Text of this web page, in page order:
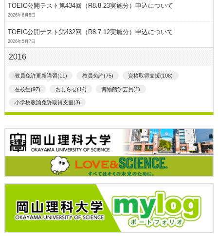
TOEIC公開テスト第434回（R8.8.23実施分）申込について
2026年6月8日
TOEIC公開テスト第432回（R8.7.12実施分）申込について
2026年5月7日
2016
教員免許更新講習(11) 教員免許(75) 資格取得支援(108)
在校生(97) おしらせ(14) 博物館学芸員(1)
小学校教諭免許取得支援(3)